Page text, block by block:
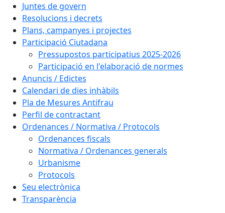
Juntes de govern
Resolucions i decrets
Plans, campanyes i projectes
Participació Ciutadana
Pressupostos participatius 2025-2026
Participació en l'elaboració de normes
Anuncis / Edictes
Calendari de dies inhàbils
Pla de Mesures Antifrau
Perfil de contractant
Ordenances / Normativa / Protocols
Ordenances fiscals
Normativa / Ordenances generals
Urbanisme
Protocols
Seu electrònica
Transparència